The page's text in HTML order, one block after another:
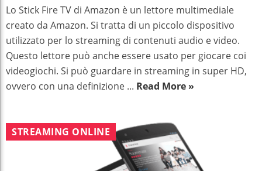
Lo Stick Fire TV di Amazon è un lettore multimediale
creato da Amazon. Si tratta di un piccolo dispositivo
utilizzato per lo streaming di contenuti audio e video.
Questo lettore può anche essere usato per giocare coi
videogiochi. Si può guardare in streaming in super HD,
ovvero con una definizione ... Read More »
STREAMING ONLINE